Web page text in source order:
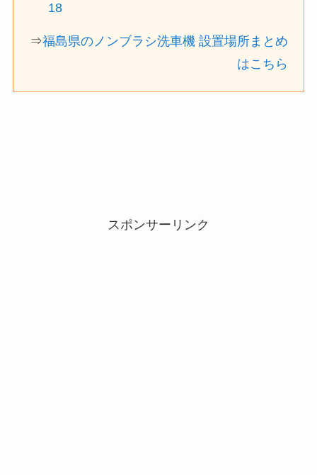
18
⇒福島県のノンブラシ洗車機 設置場所まとめ
はこちら
スポンサーリンク